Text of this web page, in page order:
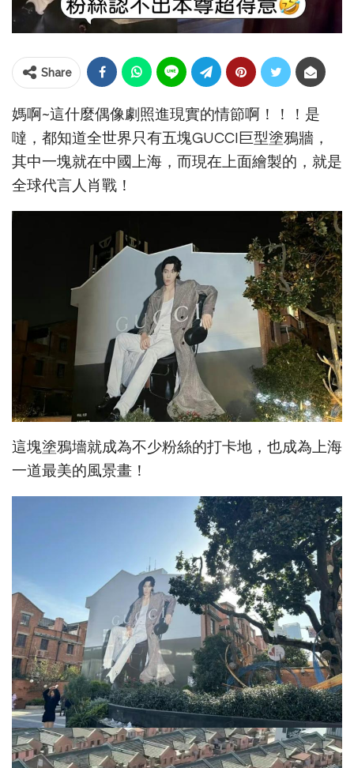
Share
媽啊~這什麼偶像劇照進現實的情節啊！！！是
噠，都知道全世界只有五塊GUCCI巨型塗鴉牆，
其中一塊就在中國上海，而現在上面繪製的，就是
全球代言人肖戰！
這塊塗鴉墻就成為不少粉絲的打卡地，也成為上海
一道最美的風景畫！